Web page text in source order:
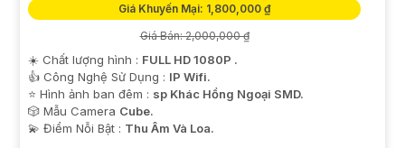
Giá Khuyến Mại: 1,800,000 ₫
Giá Bán: 2,000,000 ₫
☀️ Chất lượng hình : FULL HD 1080P .
👍 Công Nghệ Sử Dụng : IP Wifi.
⭐ Hình ảnh ban đêm : sp Khác Hồng Ngoại SMD.
🎲 Mẫu Camera Cube.
️💫 Điểm Nỗi Bật : Thu Âm Và Loa.